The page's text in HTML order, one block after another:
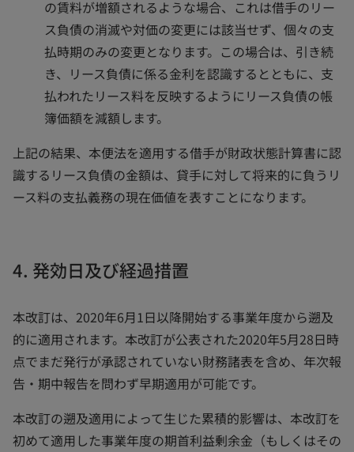
の賃料が増額されるような場合、これは借手のリー
ス負債の消滅や対価の変更には該当せず、個々の支
払時期のみの変更となります。この場合は、引き続
き、リース負債に係る金利を認識するとともに、支
払われたリース料を反映するようにリース負債の帳
簿価額を減額します。
上記の結果、本便法を適用する借手が財政状態計算書に認
識するリース負債の金額は、貸手に対して将来的に負うリ
ース料の支払義務の現在価値を表すことになります。
4. 発効日及び経過措置
本改訂は、2020年6月1日以降開始する事業年度から遡及
的に適用されます。本改訂が公表された2020年5月28日時
点でまだ発行が承認されていない財務諸表を含め、年次報
告・期中報告を問わず早期適用が可能です。
本改訂の遡及適用によって生じた累積的影響は、本改訂を
初めて適用した事業年度の期首利益剰余金（もしくはその